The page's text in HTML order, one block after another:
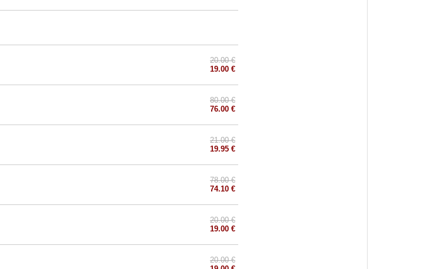
20.00 €
19.00 €
80.00 €
76.00 €
21.00 €
19.95 €
78.00 €
74.10 €
20.00 €
19.00 €
20.00 €